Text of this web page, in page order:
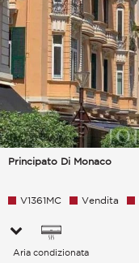
Principato Di Monaco
V1361MC Vendita
Aria condizionata